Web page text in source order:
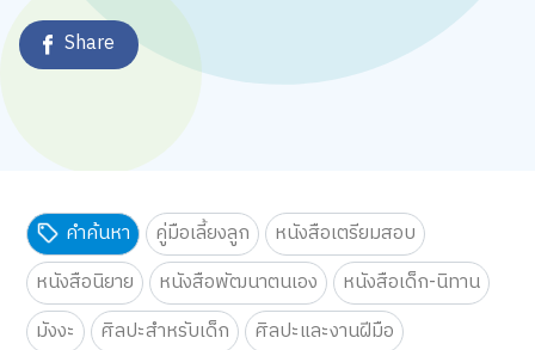
Share
คำค้นหา คู่มือเลี้ยงลูก
หนังสือเตรียมสอบ
หนังสือนิยาย
หนังสือพัฒนาตนเอง
หนังสือเด็ก-นิทาน
มังงะ
ศิลปะสำหรับเด็ก
ศิลปะและงานฝีมือ